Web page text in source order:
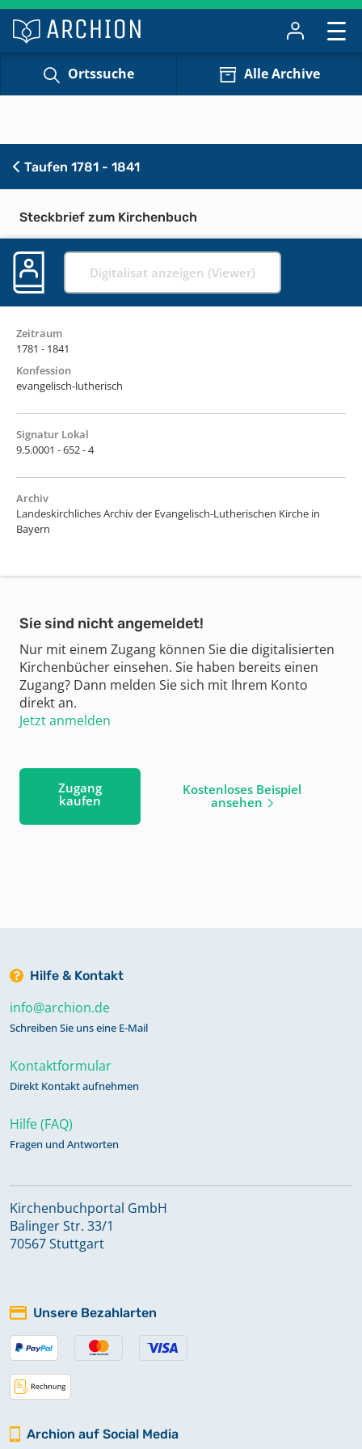
Ortssuche Alle Archive
Taufen 1781 - 1841
Steckbrief zum Kirchenbuch
Digitalisat anzeigen (Viewer)
Zeitraum
1781 - 1841
Konfession
evangelisch-lutherisch
Signatur Lokal
9.5.0001 - 652 - 4
Archiv
Landeskirchliches Archiv der Evangelisch-Lutherischen Kirche in
Bayern
Sie sind nicht angemeldet!
Nur mit einem Zugang können Sie die digitalisierten
Kirchenbücher einsehen. Sie haben bereits einen
Zugang? Dann melden Sie sich mit Ihrem Konto
direkt an.
Jetzt anmelden
Zugang
kaufen
Kostenloses Beispiel
ansehen
Hilfe & Kontakt
info@archion.de
Schreiben Sie uns eine E-Mail
Kontaktformular
Direkt Kontakt aufnehmen
Hilfe (FAQ)
Fragen und Antworten
Kirchenbuchportal GmbH
Balinger Str. 33/1
70567 Stuttgart
Unsere Bezahlarten
Archion auf Social Media